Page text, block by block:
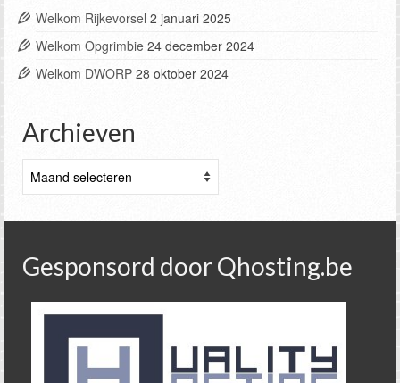
Welkom Rijkevorsel 2 januari 2025
Welkom Opgrimbie 24 december 2024
Welkom DWORP 28 oktober 2024
Archieven
Gesponsord door Qhosting.be